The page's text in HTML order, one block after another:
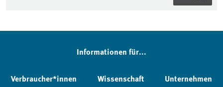
Informationen für...
Verbraucher*innen Wissenschaft Unternehmen